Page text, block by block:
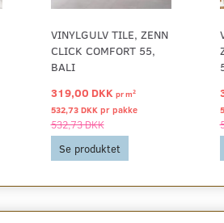
VINYLGULV TILE, ZENN
CLICK COMFORT 55,
BALI
319,00 DKK prm2
532,73 DKK pr pakke
532,73 DKK
Se produktet